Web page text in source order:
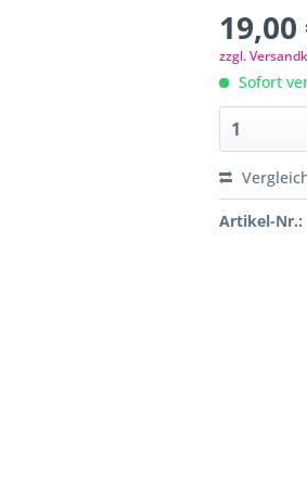
zzgl.
Sofort
Artikel-Nr.: